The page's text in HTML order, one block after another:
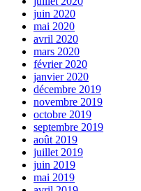
juin 2020
mai 2020
avril 2020
mars 2020
février 2020
janvier 2020
décembre 2019
novembre 2019
octobre 2019
septembre 2019
août 2019
juillet 2019
juin 2019
mai 2019